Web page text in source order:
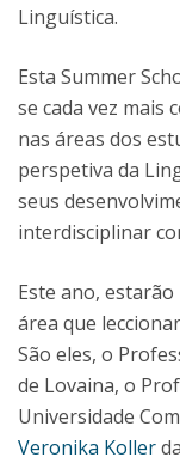
Linguística.
Esta Summer
se cada vez mais
nas áreas dos
perspetiva da
seus
interdisciplinar
Este ano,
área que
São eles, o
de Lovaina, o
Universidade
Veronika Koller